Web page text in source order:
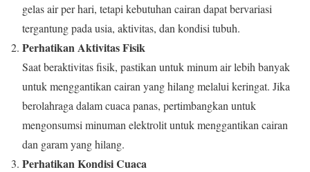
gelas air per hari, tetapi kebutuhan cairan dapat bervariasi
tergantung pada usia, aktivitas, dan kondisi tubuh.
Perhatikan Aktivitas Fisik
Saat beraktivitas fisik, pastikan untuk minum air lebih banyak
untuk menggantikan cairan yang hilang melalui keringat. Jika
berolahraga dalam cuaca panas, pertimbangkan untuk
mengonsumsi minuman elektrolit untuk menggantikan cairan
dan garam yang hilang.
Perhatikan Kondisi Cuaca